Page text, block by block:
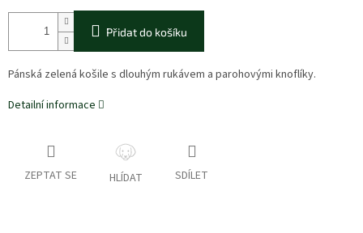
Přidat do košíku
Pánská zelená košile s dlouhým rukávem a parohovými knoflíky.
Detailní informace
ZEPTAT SE HLÍDAT SDÍLET